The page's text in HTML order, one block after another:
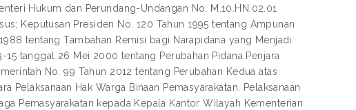
Hukum dan Perundang-Undangan No. M.10.HN.02.01
Keputusan Presiden No. 120 Tahun 1995 tentang Ampunan
tentang Tambahan Remisi bagi Narapidana yang Menjadi
tanggal 26 Mei 2000 tentang Perubahan Pidana Penjara
No. 99 Tahun 2012 tentang Perubahan Kedua atas
Pelaksanaan Hak Warga Binaan Pemasyarakatan. Pelaksanaan
Pemasyarakatan kepada Kepala Kantor Wilayah Kementerian